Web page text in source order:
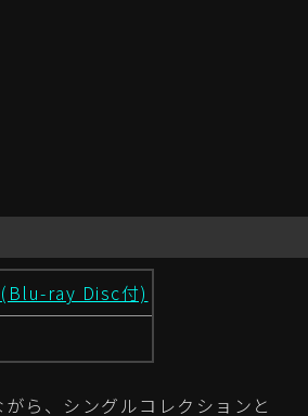
ray Disc付)
ら、シングルコレクションと